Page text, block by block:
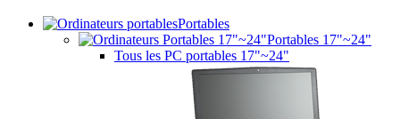
Portables
Portables 17"~24"
Tous les PC portables 17"~24"